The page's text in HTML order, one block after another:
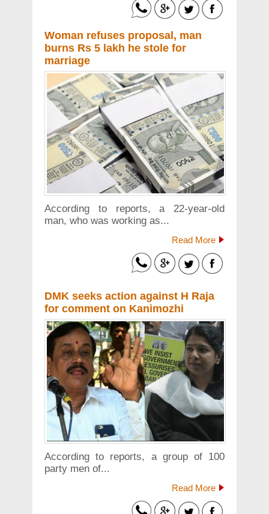
Woman refuses proposal, man
burns Rs 5 lakh he stole for
marriage
According to reports, a 22-year-old
man, who was working as...
Read More
DMK seeks action against H Raja
for comment on Kanimozhi
According to reports, a group of 100
party men of...
Read More